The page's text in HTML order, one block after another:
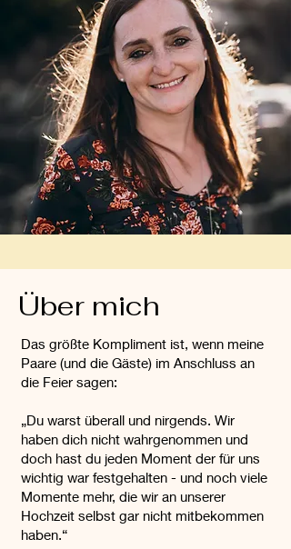
Über mich
Das größte Kompliment ist, wenn meine
Paare (und die Gäste) im Anschluss an
die Feier sagen:
„Du warst überall und nirgends. Wir
haben dich nicht wahrgenommen und
doch hast du jeden Moment der für uns
wichtig war festgehalten - und noch viele
Momente mehr, die wir an unserer
Hochzeit selbst gar nicht mitbekommen
haben.“